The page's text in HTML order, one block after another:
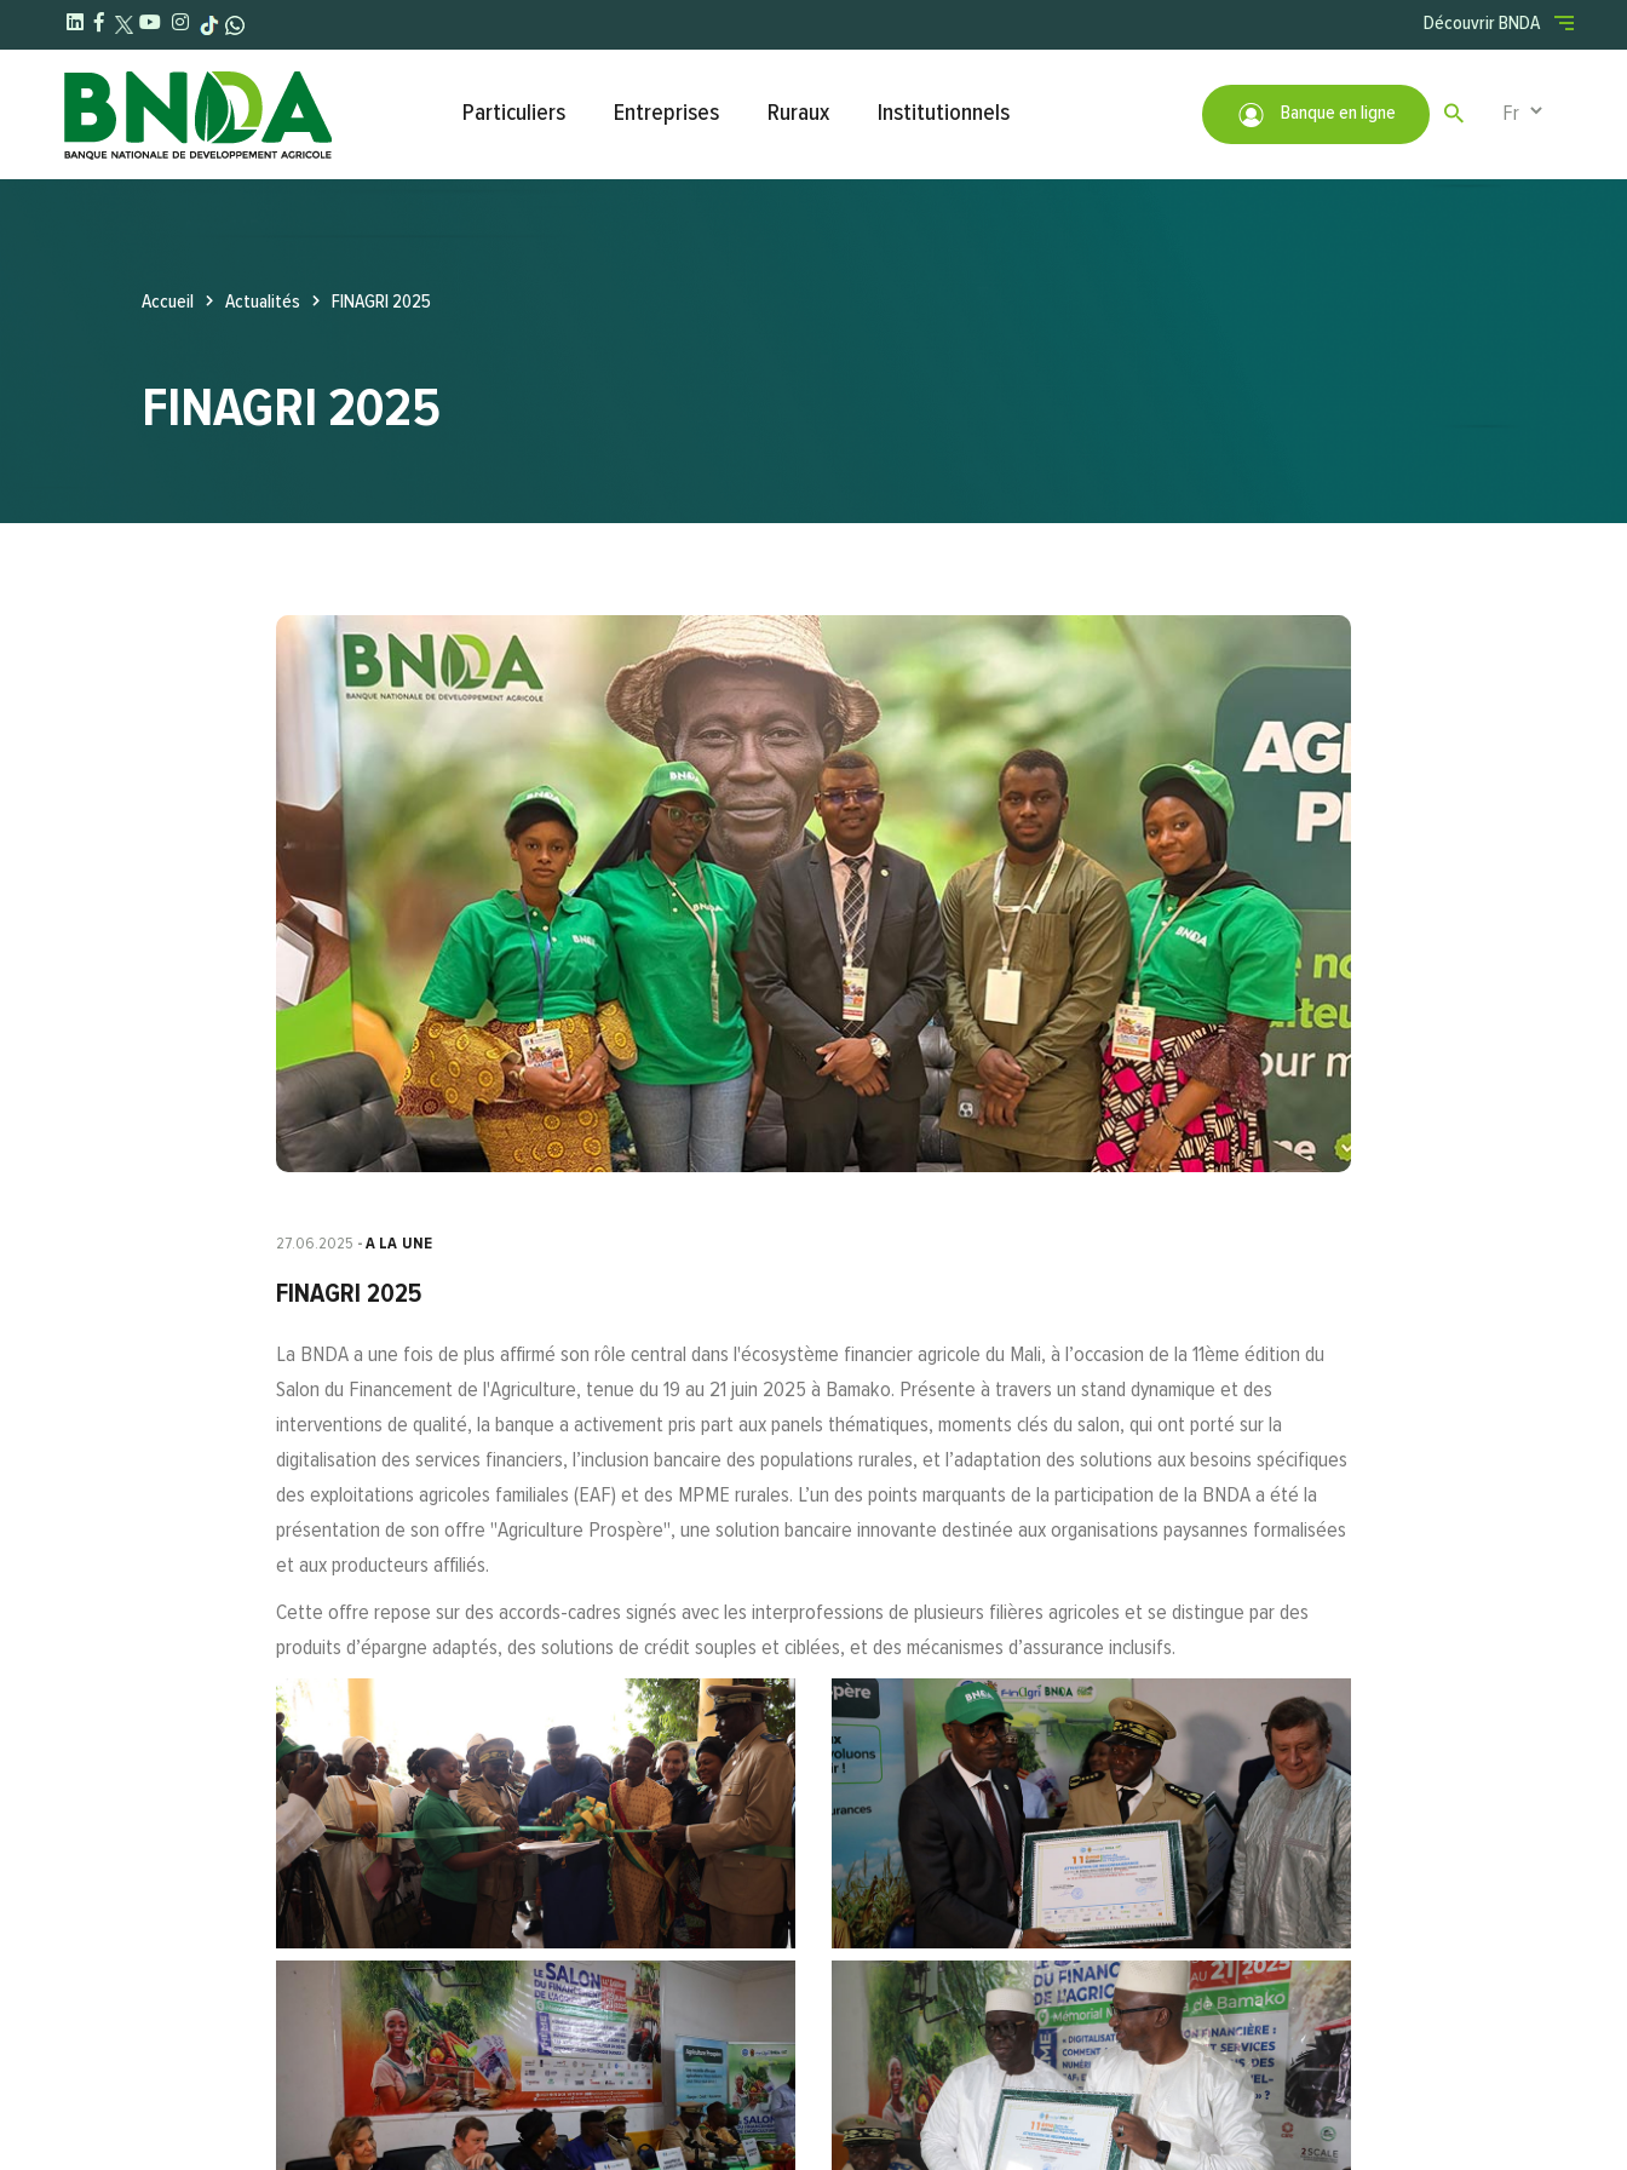
Menu right
Découvrir BNDA
Particuliers Entreprises Ruraux Institutionnels Banque en ligne Select your
Accueil Actualités FINAGRI 2025
FINAGRI 2025
27.06.2025 A LA UNE
FINAGRI 2025
La BNDA a une fois de plus affirmé son rôle central dans l'écosystème financier agricole du Mali, à l’occasion de la 11ème édition du
Salon du Financement de l'Agriculture, tenue du 19 au 21 juin 2025 à Bamako. Présente à travers un stand dynamique et des
interventions de qualité, la banque a activement pris part aux panels thématiques, moments clés du salon, qui ont porté sur la
digitalisation des services financiers, l’inclusion bancaire des populations rurales, et l’adaptation des solutions aux besoins spécifiques
des exploitations agricoles familiales (EAF) et des MPME rurales. L’un des points marquants de la participation de la BNDA a été la
présentation de son offre "Agriculture Prospère", une solution bancaire innovante destinée aux organisations paysannes formalisées
et aux producteurs affiliés.
Cette offre repose sur des accords-cadres signés avec les interprofessions de plusieurs filières agricoles et se distingue par des
produits d’épargne adaptés, des solutions de crédit souples et ciblées, et des mécanismes d’assurance inclusifs.